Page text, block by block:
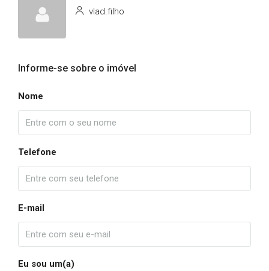
vlad.filho
Informe-se sobre o imóvel
Nome
Telefone
E-mail
Eu sou um(a)